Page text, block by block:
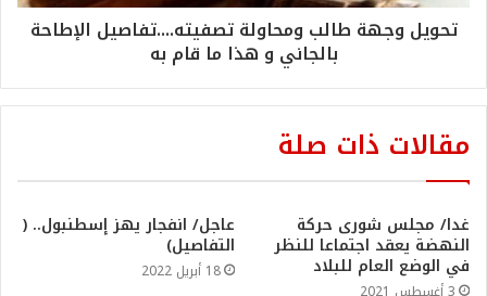
تحويل وجهة طالب ومحاولة تصفيته....تفاصيل الإطاحة
بالجاني و هذا ما قام به
مقالات ذات صلة
غدا/ مجلس شورى حركة
النهضة يعقد اجتماعا للنظر
في الوضع العام للبلاد
3 أغسطس 2021
عاجل/ انفجار يهز إسطنبول.. (
التفاصيل)
18 أبريل 2022